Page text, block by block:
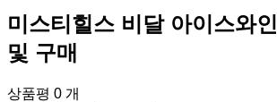
미스티힐스 비달 아이스와인
및 구매
상품평 0 개